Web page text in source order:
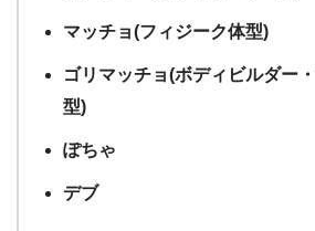
マッチョ(フィジーク体型)
ゴリマッチョ(ボディビルダー
型)
ぽちゃ
デブ